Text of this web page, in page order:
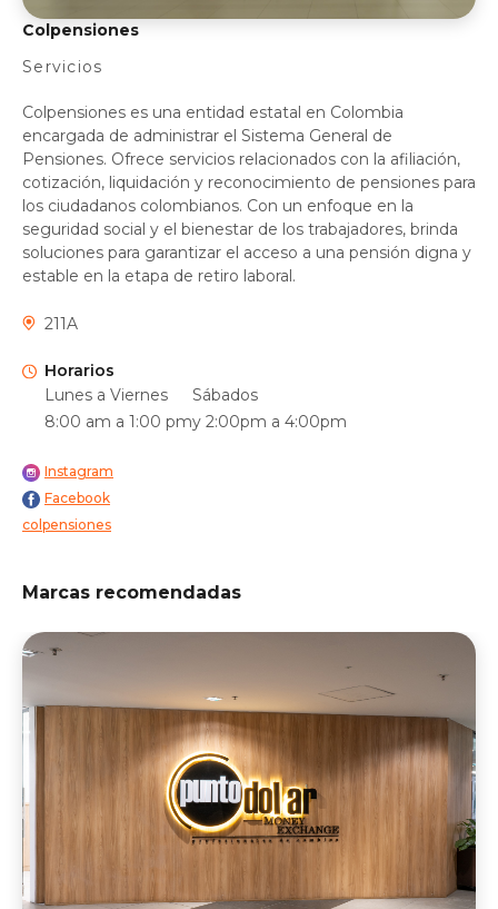
Colpensiones
Servicios
Colpensiones es una entidad estatal en Colombia
encargada de administrar el Sistema General de
Pensiones. Ofrece servicios relacionados con la afiliación,
cotización, liquidación y reconocimiento de pensiones para
los ciudadanos colombianos. Con un enfoque en la
seguridad social y el bienestar de los trabajadores, brinda
soluciones para garantizar el acceso a una pensión digna y
estable en la etapa de retiro laboral.
211A
Horarios
Lunes a Viernes
8:00 am a 1:00 pm
Sábados
y 2:00pm a 4:00pm
Instagram
Facebook
colpensiones
Marcas recomendadas